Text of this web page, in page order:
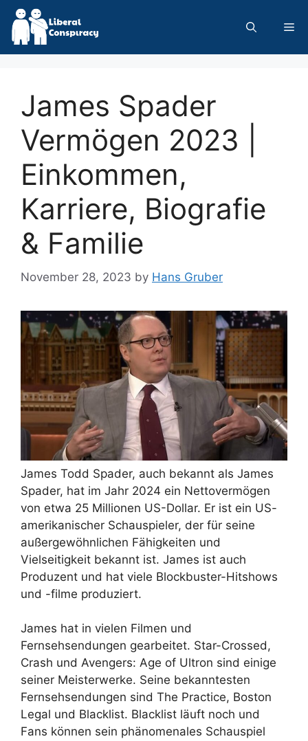
Skip
content
James Spader
Vermögen 2023 |
Einkommen,
Karriere, Biografie
& Familie
November 28, 2023 by Hans Gruber
James Todd Spader, auch bekannt als James
Spader, hat im Jahr 2024 ein Nettovermögen
von etwa 25 Millionen US-Dollar. Er ist ein US-
amerikanischer Schauspieler, der für seine
außergewöhnlichen Fähigkeiten und
Vielseitigkeit bekannt ist. James ist auch
Produzent und hat viele Blockbuster-Hitshows
und -filme produziert.
James hat in vielen Filmen und
Fernsehsendungen gearbeitet. Star-Crossed,
Crash und Avengers: Age of Ultron sind einige
seiner Meisterwerke. Seine bekanntesten
Fernsehsendungen sind The Practice, Boston
Legal und Blacklist. Blacklist läuft noch und
Fans können sein phänomenales Schauspiel